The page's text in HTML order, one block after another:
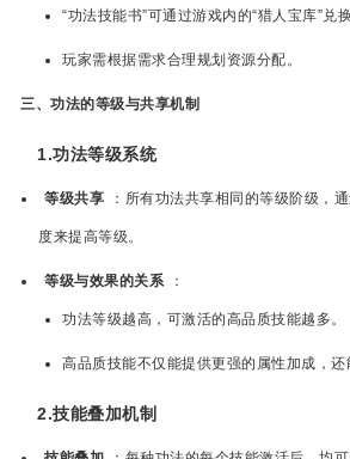
“功法技能书”可通过游戏内的“猎人宝库”兑换
玩家需根据需求合理规划资源分配。
三、功法的等级与共享机制
1.功法等级系统
等级共享 ：所有功法共享相同的等级阶级，
度来提高等级。
等级与效果的关系 ：
功法等级越高，可激活的高品质技能越多。
高品质技能不仅能提供更强的属性加成，还
2.技能叠加机制